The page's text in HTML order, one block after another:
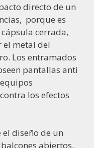
directo de un
porque es
cerrada,
metal del
Los entramados
pantallas anti
los efectos
diseño de un
abiertos,